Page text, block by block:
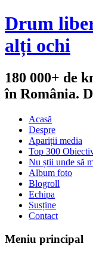
Drum
alți ochi
180 000+ de
în România.
Acasă
Despre
Apariții media
Top 300
Nu știi unde să
Album foto
Blogroll
Echipa
Susține
Contact
Meniu principal